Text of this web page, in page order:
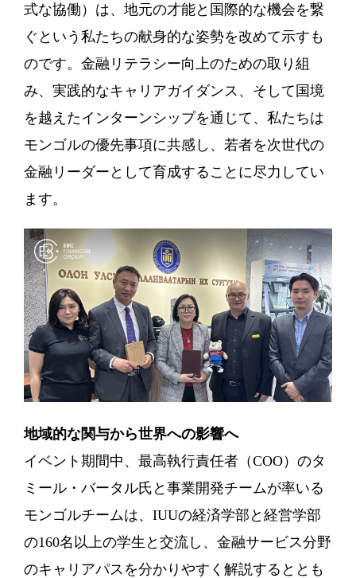
式な協働）は、地元の才能と国際的な機会を繋
ぐという私たちの献身的な姿勢を改めて示すも
のです。金融リテラシー向上のための取り組
み、実践的なキャリアガイダンス、そして国境
を越えたインターンシップを通じて、私たちは
モンゴルの優先事項に共感し、若者を次世代の
金融リーダーとして育成することに尽力してい
ます。
地域的な関与から世界への影響へ
イベント期間中、最高執行責任者（COO）のタ
ミール・バータル氏と事業開発チームが率いる
モンゴルチームは、IUUの経済学部と経営学部
の160名以上の学生と交流し、金融サービス分野
のキャリアパスを分かりやすく解説するととも